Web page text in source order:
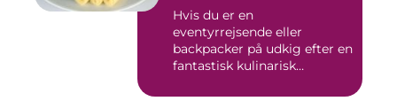
Hvis du er en
eventyrrejsende eller
backpacker på udkig efter en
fantastisk kulinarisk